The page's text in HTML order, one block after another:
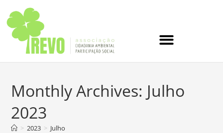
Monthly Archives: Julho
2023
> 2023 > Julho